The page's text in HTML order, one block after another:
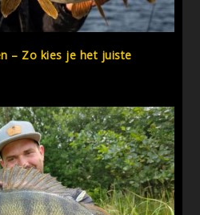
– Zo kies je het juiste